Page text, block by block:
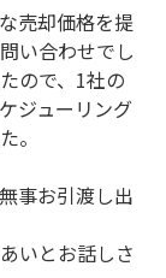
売却価格を提
い合わせでし
ので、1社の
ジューリング
。
事お引渡し出
いとお話しさ